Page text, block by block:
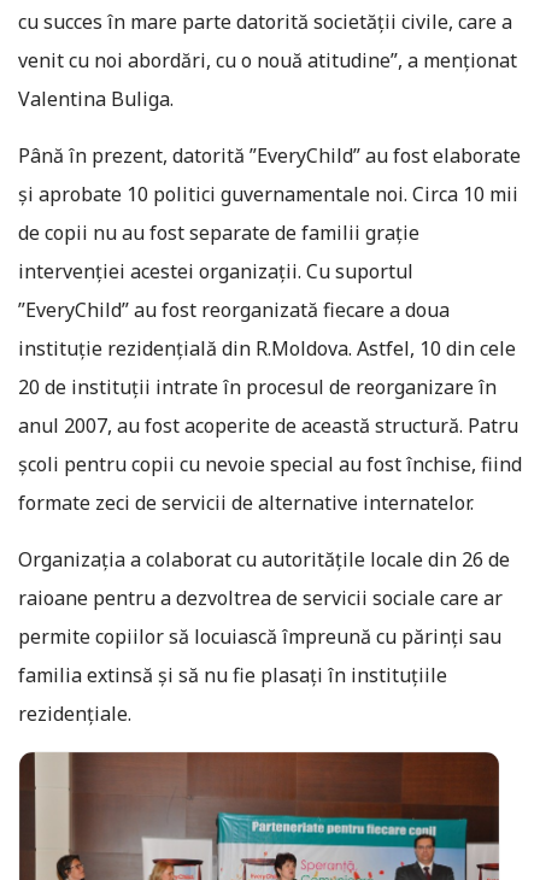
cu succes în mare parte datorită societăţii civile, care a
venit cu noi abordări, cu o nouă atitudine”, a menţionat
Valentina Buliga.
Până în prezent, datorită ”EveryChild” au fost elaborate
şi aprobate 10 politici guvernamentale noi. Circa 10 mii
de copii nu au fost separate de familii graţie
intervenţiei acestei organizaţii. Cu suportul
”EveryChild” au fost reorganizată fiecare a doua
instituţie rezidenţială din R.Moldova. Astfel, 10 din cele
20 de instituţii intrate în procesul de reorganizare în
anul 2007, au fost acoperite de această structură. Patru
şcoli pentru copii cu nevoie special au fost închise, fiind
formate zeci de servicii de alternative internatelor.
Organizaţia a colaborat cu autorităţile locale din 26 de
raioane pentru a dezvoltrea de servicii sociale care ar
permite copiilor să locuiască împreună cu părinţi sau
familia extinsă şi să nu fie plasaţi în instituţiile
rezidenţiale.